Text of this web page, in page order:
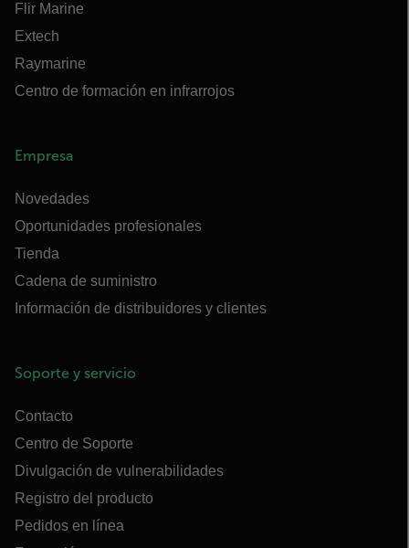
Flir Marine
Extech
Raymarine
Centro de formación en infrarrojos
Empresa
Novedades
Oportunidades profesionales
Tienda
Cadena de suministro
Información de distribuidores y clientes
Soporte y servicio
Contacto
Centro de Soporte
Divulgación de vulnerabilidades
Registro del producto
Pedidos en línea